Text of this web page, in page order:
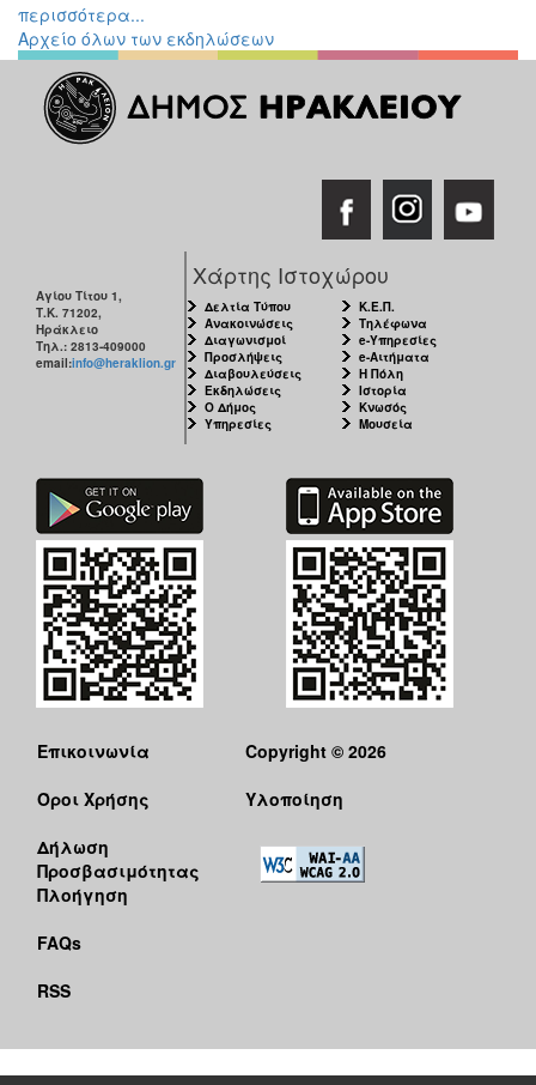
περισσότερα...
Αρχείο όλων των εκδηλώσεων
Αγίου Τίτου 1,
Τ.Κ. 71202,
Ηράκλειο
Τηλ.: 2813-409000
email:info@heraklion.gr
Χάρτης Ιστοχώρου
Δελτία Τύπου
Ανακοινώσεις
Διαγωνισμοί
Προσλήψεις
Διαβουλεύσεις
Εκδηλώσεις
Ο Δήμος
Υπηρεσίες
Κ.Ε.Π.
Τηλέφωνα
e-Υπηρεσίες
e-Αιτήματα
Η Πόλη
Ιστορία
Κνωσός
Μουσεία
Επικοινωνία
Όροι Χρήσης
Δήλωση
Προσβασιμότητας
Πλοήγηση
FAQs
RSS
Copyright © 2026
Υλοποίηση